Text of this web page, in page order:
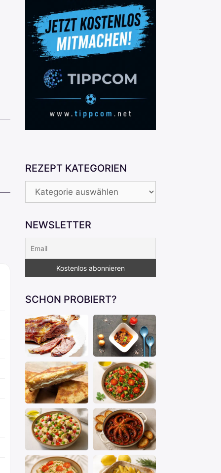
REZEPT KATEGORIEN
REZEPT
KATEGORIEN
NEWSLETTER
SCHON PROBIERT?